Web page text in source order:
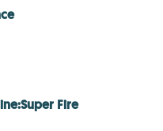
Fire